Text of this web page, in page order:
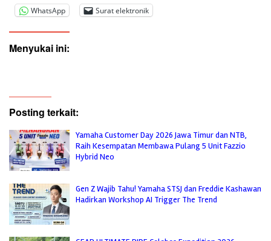
WhatsApp
Surat elektronik
Menyukai ini:
Posting terkait:
Yamaha Customer Day 2026 Jawa Timur dan NTB,
Raih Kesempatan Membawa Pulang 5 Unit Fazzio
Hybrid Neo
Gen Z Wajib Tahu! Yamaha STSJ dan Freddie Kashawan
Hadirkan Workshop AI Trigger The Trend